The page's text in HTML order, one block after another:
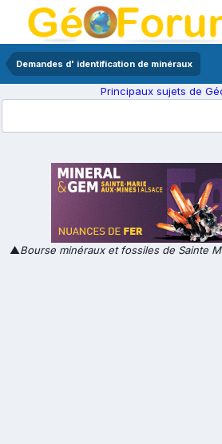
Demandes d' identification de minéraux
Principaux sujets de
▲Bourse minéraux et fossiles de Sainte